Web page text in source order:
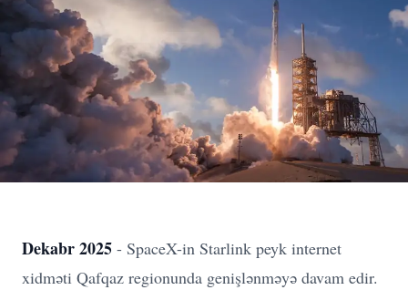
Dekabr 2025 - SpaceX-in Starlink peyk internet
xidməti Qafqaz regionunda genişlənməyə davam edir.